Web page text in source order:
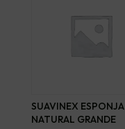
SUAVINEX ESPONJA
NATURAL GRANDE